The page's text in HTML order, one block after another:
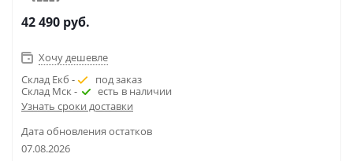
42 490 руб.
Хочу дешевле
Склад Екб -
под заказ
Склад Мск -
есть в наличии
Узнать сроки доставки
Дата обновления остатков
07.08.2026